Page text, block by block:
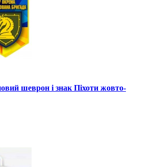
шеврон і знак Піхоти жовто-